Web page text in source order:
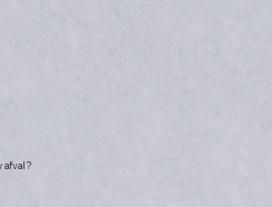
afval?